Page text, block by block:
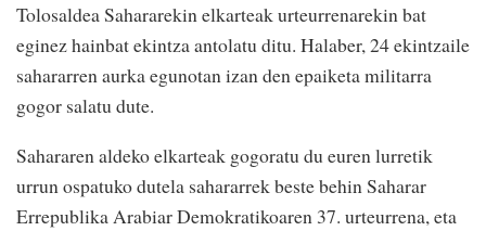
Tolosaldea Sahararekin elkarteak urteurrenarekin bat
eginez hainbat ekintza antolatu ditu. Halaber, 24 ekintzaile
sahararren aurka egunotan izan den epaiketa militarra
gogor salatu dute.
Sahararen aldeko elkarteak gogoratu du euren lurretik
urrun ospatuko dutela sahararrek beste behin Saharar
Errepublika Arabiar Demokratikoaren 37. urteurrena, eta